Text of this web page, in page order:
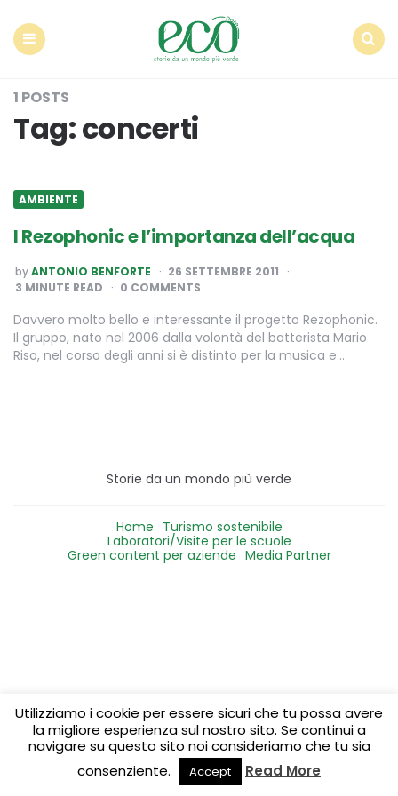
1 POSTS
Tag:concerti
AMBIENTE
I Rezophonic e l’importanza dell’acqua
POSTED
BY
byANTONIO BENFORTE
26 SETTEMBRE 2011
3 MINUTE READ 0 COMMENTS
Davvero molto bello e interessante il progetto Rezophonic.
Il gruppo, nato nel 2006 dalla volontà del batterista Mario
Riso, nel corso degli anni si è distinto per la musica e…
Storie da un mondo più verde
Home Turismo sostenibile
Laboratori/Visite per le scuole
Green content per aziende Media Partner
Utilizziamo i cookie per essere sicuri che tu possa avere
la migliore esperienza sul nostro sito. Se continui a
navigare su questo sito noi consideriamo che tu sia
consenziente.
Accept Read More